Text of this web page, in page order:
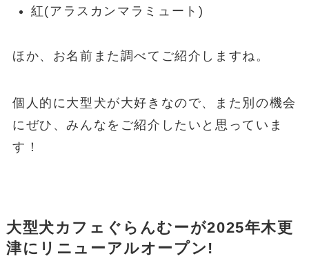
紅(アラスカンマラミュート)
ほか、お名前また調べてご紹介しますね。
個人的に大型犬が大好きなので、また別の機会
にぜひ、みんなをご紹介したいと思っていま
す！
大型犬カフェぐらんむーが2025年木更
津にリニューアルオープン!